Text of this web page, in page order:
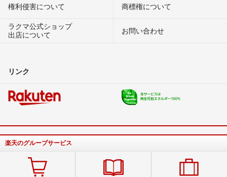
権利侵害について
商標権について
ラクマ公式ショップ
出店について
お問い合わせ
リンク
楽天のグループサービス